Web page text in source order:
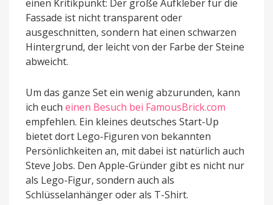
einen Kritikpunkt: Der große Aufkleber für die
Fassade ist nicht transparent oder
ausgeschnitten, sondern hat einen schwarzen
Hintergrund, der leicht von der Farbe der Steine
abweicht.
Um das ganze Set ein wenig abzurunden, kann
ich euch einen Besuch bei FamousBrick.com
empfehlen. Ein kleines deutsches Start-Up
bietet dort Lego-Figuren von bekannten
Persönlichkeiten an, mit dabei ist natürlich auch
Steve Jobs. Den Apple-Gründer gibt es nicht nur
als Lego-Figur, sondern auch als
Schlüsselanhänger oder als T-Shirt.